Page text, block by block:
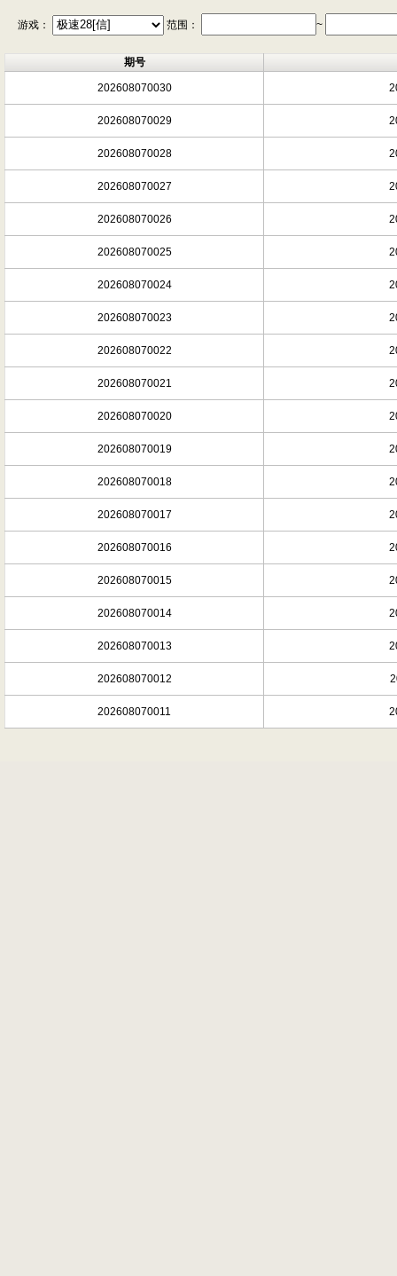
游戏： 范围： ~
期号
202608070030
202608070029
202608070028
202608070027
202608070026
202608070025
202608070024
202608070023
202608070022
202608070021
202608070020
202608070019
202608070018
202608070017
202608070016
202608070015
202608070014
202608070013
202608070012
202608070011